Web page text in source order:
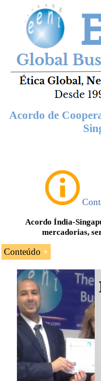
Acordo de
Acordo Índia-
mercadorias,
Conteúdo
Introdução ao
Económica Índia-
O comércio
As vantagens para
Asregras de origem
O comércio de
O capítulo de